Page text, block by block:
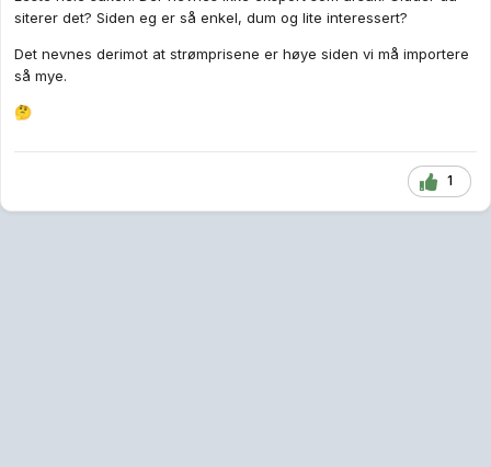
siterer det? Siden eg er så enkel, dum og lite interessert?
Det nevnes derimot at strømprisene er høye siden vi må importere
så mye.
🤔
1